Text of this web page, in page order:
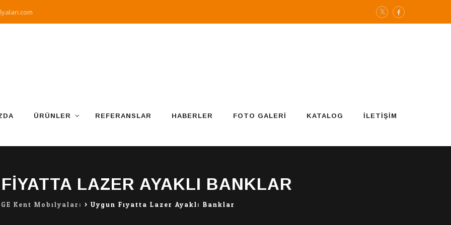
ÜRÜNLER REFERANSLAR HABERLER FOTO GALERI KATALOG İLETIŞIM
LAZER AYAKLI BANKLAR
Kent Mobilyaları > Uygun Fiyatta Lazer Ayaklı Banklar